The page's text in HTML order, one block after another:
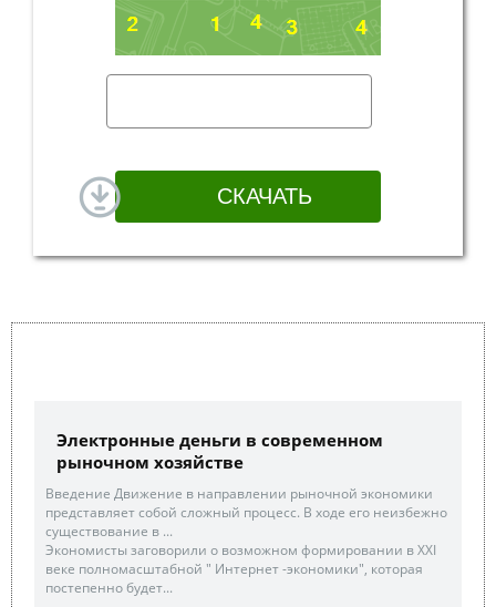
Электронные деньги в современном
рыночном хозяйстве
Введение Движение в направлении рыночной экономики
представляет собой сложный процесс. В ходе его неизбежно
существование в ...
Экономисты заговорили о возможном формировании в XXI
веке полномасштабной " Интернет -экономики", которая
постепенно будет...